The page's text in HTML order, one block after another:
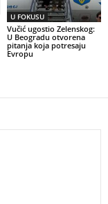
U FOKUSU
Vučić ugostio Zelenskog:
U Beogradu otvorena
pitanja koja potresaju
Evropu